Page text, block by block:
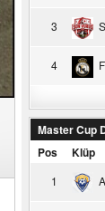
3
4
Master Cup
Pos
Klüp
1